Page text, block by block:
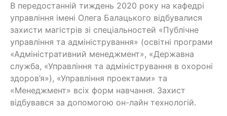
В передостанній тиждень 2020 року на кафедрі
управління імені Олега Балацького відбувалися
захисти магістрів зі спеціальностей «Публічне
управління та адміністрування» (освітні програми
«Адміністративний менеджмент», «Державна
служба, «Управління та адміністрування в охороні
здоров’я»), «Управління проектами» та
«Менеджмент» всіх форм навчання. Захист
відбувався за допомогою он-лайн технологій.